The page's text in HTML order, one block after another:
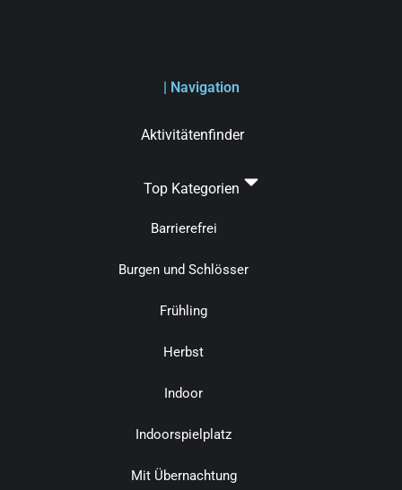
| Navigation
Aktivitätenfinder
Top Kategorien
Barrierefrei
Burgen und Schlösser
Frühling
Herbst
Indoor
Indoorspielplatz
Mit Übernachtung